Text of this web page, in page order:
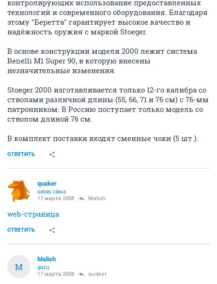
контролирующих использование предоставленных
технологий и современного оборудования. Благодаря
этому "Беретта" гарантирует высокое качество и
надёжность оружия с маркой Stoeger.
В основе конструкции модели 2000 лежит система
Benelli M1 Super 90, в которую внесены
незначительные изменения.
Stoeger 2000 изготавливается только 12-го калибра со
стволами различной длины (55, 66, 71 и 76 см) с 76-мм
патронником. В Россию поступает только модель со
стволом длиной 76 см.
В комплект поставки входят сменные чоки (5 шт.).
ОТВЕТИТЬ
quaker
satan claus
17 марта 2008 Malish
web-страница
ОТВЕТИТЬ
M
Malish
guru
17 марта 2008 quaker